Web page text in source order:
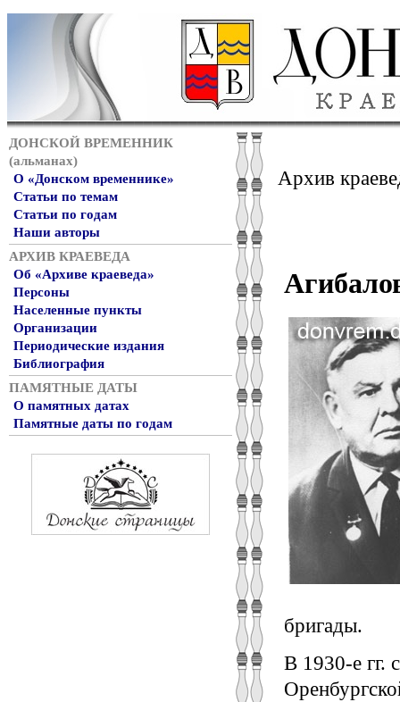
ДОНСКОЙ ВРЕМЕННИК
(альманах)
О «Донском временнике»
Статьи по темам
Статьи по годам
Наши авторы
АРХИВ КРАЕВЕДА
Об «Архиве краеведа»
Персоны
Населенные пункты
Организации
Периодические издания
Библиография
ПАМЯТНЫЕ ДАТЫ
О памятных датах
Памятные даты по годам
Архив
бригады.
В 1930-е гг.